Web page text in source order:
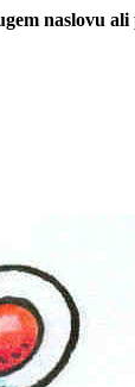
naslovu